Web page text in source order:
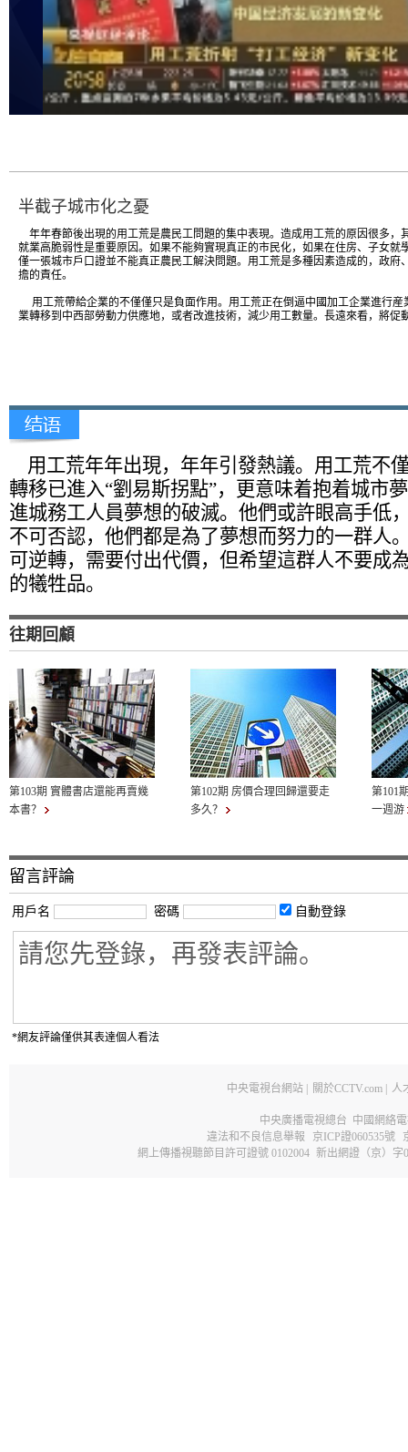
半截子城市化之憂
年年春節後出現的用工荒是農民工問題的集中表現。造成用工荒的原因很多，
就業高脆弱性是重要原因。如果不能夠實現真正的市民化，如果在住房、子女就
僅一張城市戶口證並不能真正農民工解決問題。用工荒是多種因素造成的，政府
擔的責任。
用工荒帶給企業的不僅僅只是負面作用。用工荒正在倒逼中國加工企業進行産
業轉移到中西部勞動力供應地，或者改進技術，減少用工數量。長遠來看，將促
用工荒年年出現，年年引發熱議。用工荒不
轉移已進入“劉易斯拐點”，更意味着抱着城市
進城務工人員夢想的破滅。他們或許眼高手低
不可否認，他們都是為了夢想而努力的一群人
可逆轉，需要付出代價，但希望這群人不要成
的犧牲品。
往期回顧
第103期 實體書店還能再賣幾
本書？
第102期 房價合理回歸還要走
多久？
第101
一週游
留言評論
用戶名 密碼 自動登錄
*網友評論僅供其表達個人看法
中央電視台網站 關於CCTV.com 人
中央廣播電視總台 中國網絡
違法和不良信息舉報
京ICP證060535號
網上傳播視聽節目許可證號 0102004 新出網證（京）